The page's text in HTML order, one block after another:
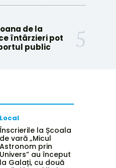
de la
întârzieri pot
public
Local
Înscrierile la Școala
de vară „Micul
Astronom prin
Univers” au început
la Galați, cu două